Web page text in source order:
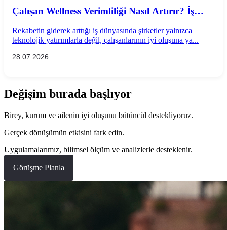
Çalışan Wellness Verimliliği Nasıl Artırır? İş
Uygulamaları
Rekabetin giderek arttığı iş dünyasında şirketler yalnızca
teknolojik yatırımlarla değil, çalışanlarının iyi oluşuna ya...
28.07.2026
Değişim burada başlıyor
Birey, kurum ve ailenin iyi oluşunu bütüncül destekliyoruz.
Gerçek dönüşümün etkisini fark edin.
Uygulamalarımız, bilimsel ölçüm ve analizlerle desteklenir.
Görüşme Planla